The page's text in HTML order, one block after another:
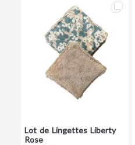
Lot de Lingettes Liberty
Rose